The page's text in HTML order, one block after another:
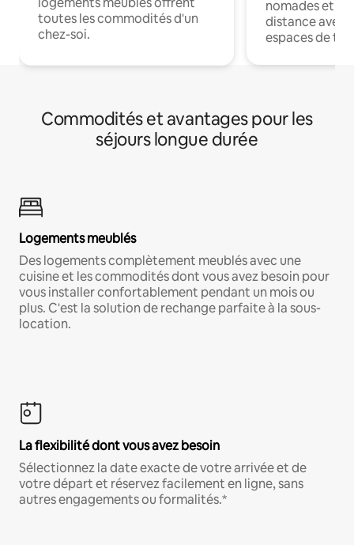
toutes les commodités d'un
chez-soi.
nomades et
distance avec
espaces de
Commodités et avantages pour les
séjours longue durée
Logements meublés
Des logements complètement meublés avec une
cuisine et les commodités dont vous avez besoin pour
vous installer confortablement pendant un mois ou
plus. C'est la solution de rechange parfaite à la sous-
location.
La flexibilité dont vous avez besoin
Sélectionnez la date exacte de votre arrivée et de
votre départ et réservez facilement en ligne, sans
autres engagements ou formalités.*